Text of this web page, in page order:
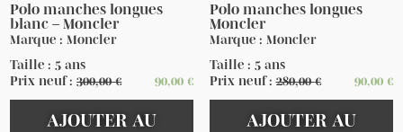
Polo manches longues
blanc – Moncler
Marque : Moncler
Taille : 5 ans
Prix neuf :300,00€ 90,00 €
AJOUTER AU
Polo manches longues
Moncler
Marque : Moncler
Taille : 5 ans
Prix neuf :280,00€ 90,00 €
AJOUTER AU